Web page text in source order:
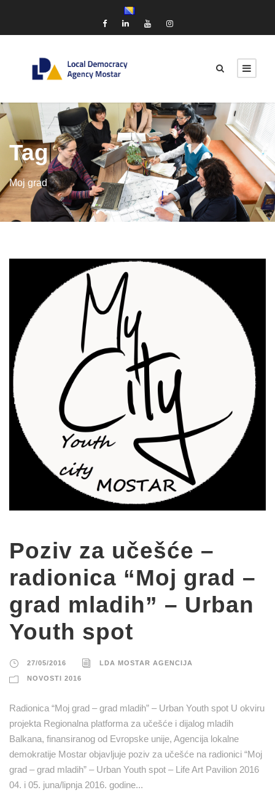
Tag
Moj grad
Poziv za učešće –
radionica “Moj grad –
grad mladih” – Urban
Youth spot
27/05/2016 LDA MOSTAR AGENCIJA
NOVOSTI 2016
Radionica “Moj grad – grad mladih” – Urban Youth spot U okviru
projekta Regionalna platforma za učešće i dijalog mladih
Balkana, finansiranog od Evropske unije, Agencija lokalne
demokratije Mostar objavljuje poziv za učešće na radionici “Moj
grad – grad mladih” – Urban Youth spot – Life Art Pavilion 2016
04. i 05. juna/lipnja 2016. godine...